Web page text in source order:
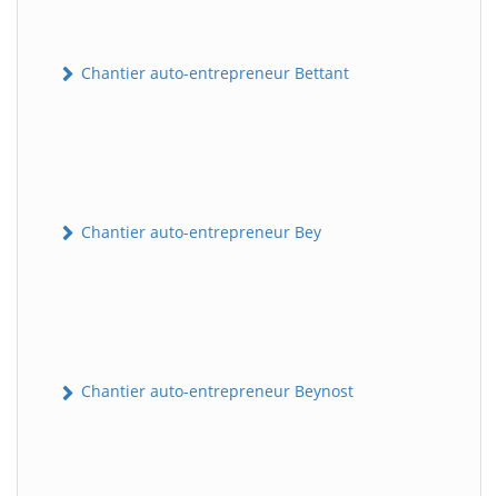
Chantier auto-entrepreneur Bettant
Chantier auto-entrepreneur Bey
Chantier auto-entrepreneur Beynost